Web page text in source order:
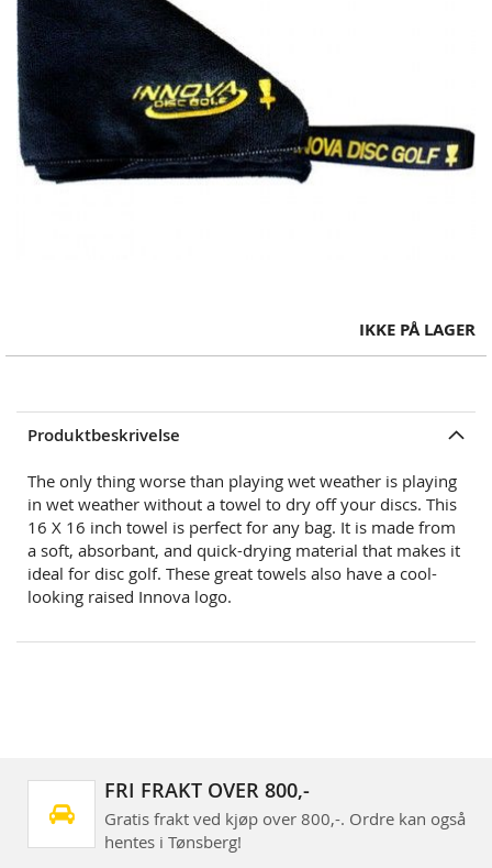
to
of
the
gallery
IKKE PÅ LAGER
Produktbeskrivelse
The only thing worse than playing wet weather is playing
in wet weather without a towel to dry off your discs. This
16 X 16 inch towel is perfect for any bag. It is made from
a soft, absorbant, and quick-drying material that makes it
ideal for disc golf. These great towels also have a cool-
looking raised Innova logo.
FRI FRAKT OVER 800,-
Gratis frakt ved kjøp over 800,-. Ordre kan også
hentes i Tønsberg!